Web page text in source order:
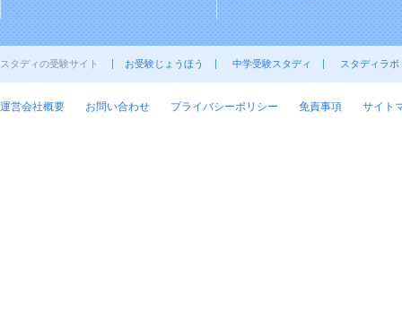
スタディの受験サイト お受験じょうほう 中学受験スタディ スタディラボ
運営会社概要 お問い合わせ プライバシーポリシー 免責事項 サイト